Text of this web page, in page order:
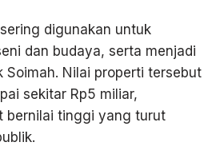
digunakan untuk
dan budaya, serta menjadi
Soimah. Nilai properti tersebut
sekitar Rp5 miliar,
bernilai tinggi yang turut